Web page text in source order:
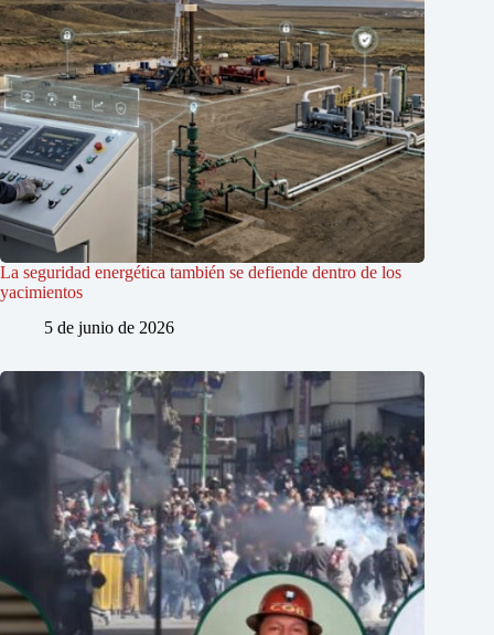
La seguridad energética también se defiende dentro de los
yacimientos
5 de junio de 2026